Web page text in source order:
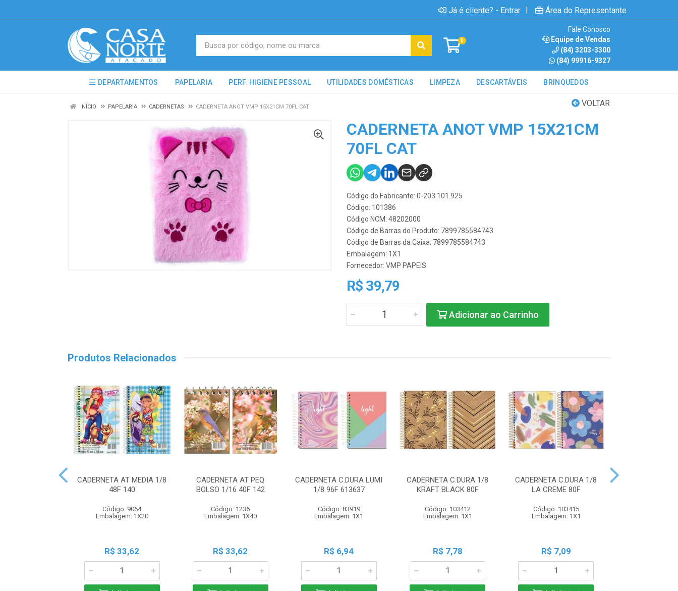
Já é cliente? - Entrar | Área do Representante
0
Fale Conosco
Equipe de Vendas
(84) 3203-3300
(84) 99916-9327
DEPARTAMENTOS PAPELARIA PERF. HIGIENE PESSOAL UTILIDADES DOMÉSTICAS LIMPEZA DESCARTÁVEIS BRINQUEDOS
VOLTAR
INÍCIO PAPELARIA CADERNETAS CADERNETA ANOT VMP 15X21CM 70FL CAT
CADERNETA ANOT VMP 15X21CM
70FL CAT
Código do Fabricante: 0-203.101.925
Código: 101386
Código NCM: 48202000
Código de Barras do Produto: 7899785584743
Código de Barras da Caixa: 7899785584743
Embalagem: 1X1
Fornecedor: VMP PAPEIS
R$ 39,79
Adicionar ao Carrinho
Produtos Relacionados
CADERNETA AT MEDIA 1/8
48F 140
Código: 9064
Embalagem: 1X20
R$ 33,62
CADERNETA AT PEQ
BOLSO 1/16 40F 142
Código: 1236
Embalagem: 1X40
R$ 33,62
CADERNETA C.DURA LUMI
1/8 96F 613637
Código: 83919
Embalagem: 1X1
R$ 6,94
CADERNETA C.DURA 1/8
KRAFT BLACK 80F
Código: 103412
Embalagem: 1X1
R$ 7,78
CADERNETA C.DURA 1/8
LA CREME 80F
Código: 103415
Embalagem: 1X1
R$ 7,09